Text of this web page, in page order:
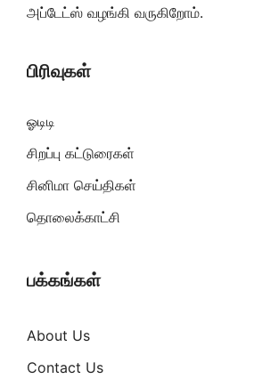
அப்டேட்ஸ் வழங்கி வருகிறோம்.
பிரிவுகள்
ஓடிடி
சிறப்பு கட்டுரைகள்
சினிமா செய்திகள்
தொலைக்காட்சி
பக்கங்கள்
About Us
Contact Us